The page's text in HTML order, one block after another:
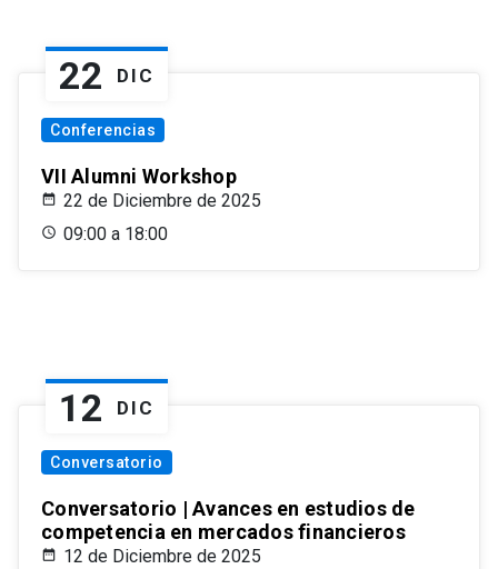
22 DIC
Conferencias
VII Alumni Workshop
22 de Diciembre de 2025
09:00 a 18:00
12 DIC
Conversatorio
Conversatorio | Avances en estudios de
competencia en mercados financieros
12 de Diciembre de 2025